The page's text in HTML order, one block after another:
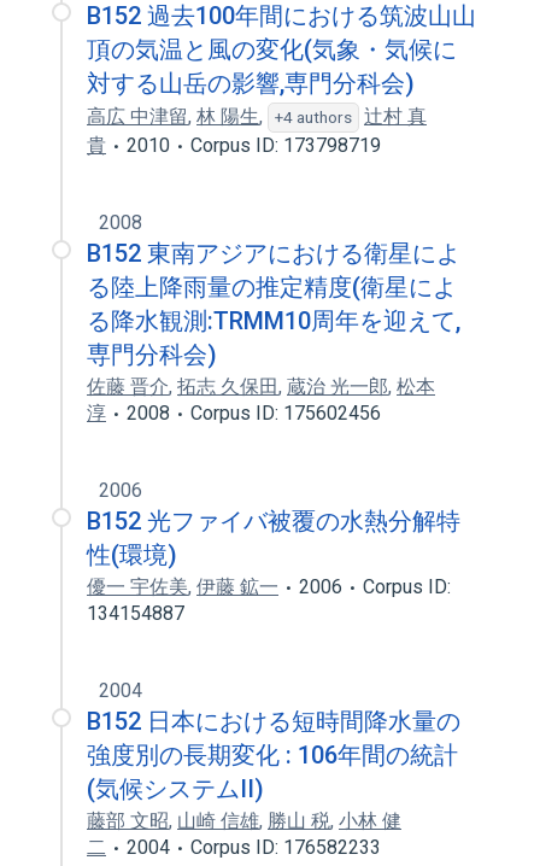
B152 過去100年間における筑波山山
頂の気温と風の変化(気象・気候に
対する山岳の影響,専門分科会)
高広 中津留, 林 陽生, +4 authors
辻村 真
貴
2010 Corpus ID: 173798719
2008
B152 東南アジアにおける衛星によ
る陸上降雨量の推定精度(衛星によ
る降水観測:TRMM10周年を迎えて,
専門分科会)
佐藤 晋介, 拓志 久保田, 蔵治 光一郎, 松本
淳
2008 Corpus ID: 175602456
2006
B152 光ファイバ被覆の水熱分解特
性(環境)
優一 宇佐美, 伊藤 鉱一 2006
Corpus ID:
134154887
2004
B152 日本における短時間降水量の
強度別の長期変化 : 106年間の統計
(気候システムII)
藤部 文昭, 山崎 信雄, 勝山 税, 小林 健
二
2004 Corpus ID: 176582233